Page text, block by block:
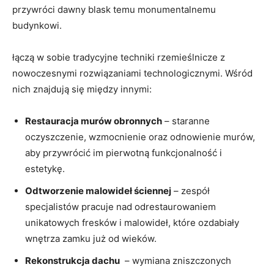
przywróci dawny blask ‍temu monumentalnemu
budynkowi.
łączą w sobie⁢ tradycyjne techniki rzemieślnicze z
nowoczesnymi rozwiązaniami technologicznymi. Wśród
nich znajdują się między innymi:
Restauracja murów obronnych – staranne
oczyszczenie, wzmocnienie oraz odnowienie murów,
aby przywrócić ⁣im pierwotną funkcjonalność ⁤i
estetykę.
Odtworzenie malowideł ściennej – zespół
specjalistów​ pracuje​ nad odrestaurowaniem
unikatowych fresków i‍ malowideł, które⁢ ozdabiały
wnętrza ‌zamku już od wieków.
Rekonstrukcja dachu ​ – wymiana zniszczonych